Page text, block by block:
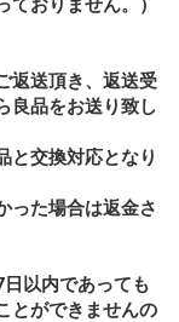
ておりません。）
返送頂き、返送受
良品をお送り致し
と交換対応となり
った場合は返金さ
以内であっても
とができませんの